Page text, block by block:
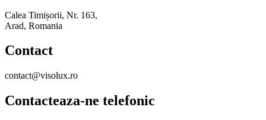
Calea Timișorii, Nr. 163,
Arad, Romania
Contact
contact@visolux.ro
Contacteaza-ne telefonic